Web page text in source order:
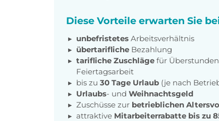
Diese Vorteile erwarten Sie
unbefristetes Arbeitsverhältnis
übertarifliche Bezahlung
tarifliche Zuschläge für
Feiertagsarbeit
bis zu 30 Tage Urlaub (je nach
Urlaubs- und Weihnachtsgeld
Zuschüsse zur betrieblichen
attraktive Mitarbeiterrabatte bis zu